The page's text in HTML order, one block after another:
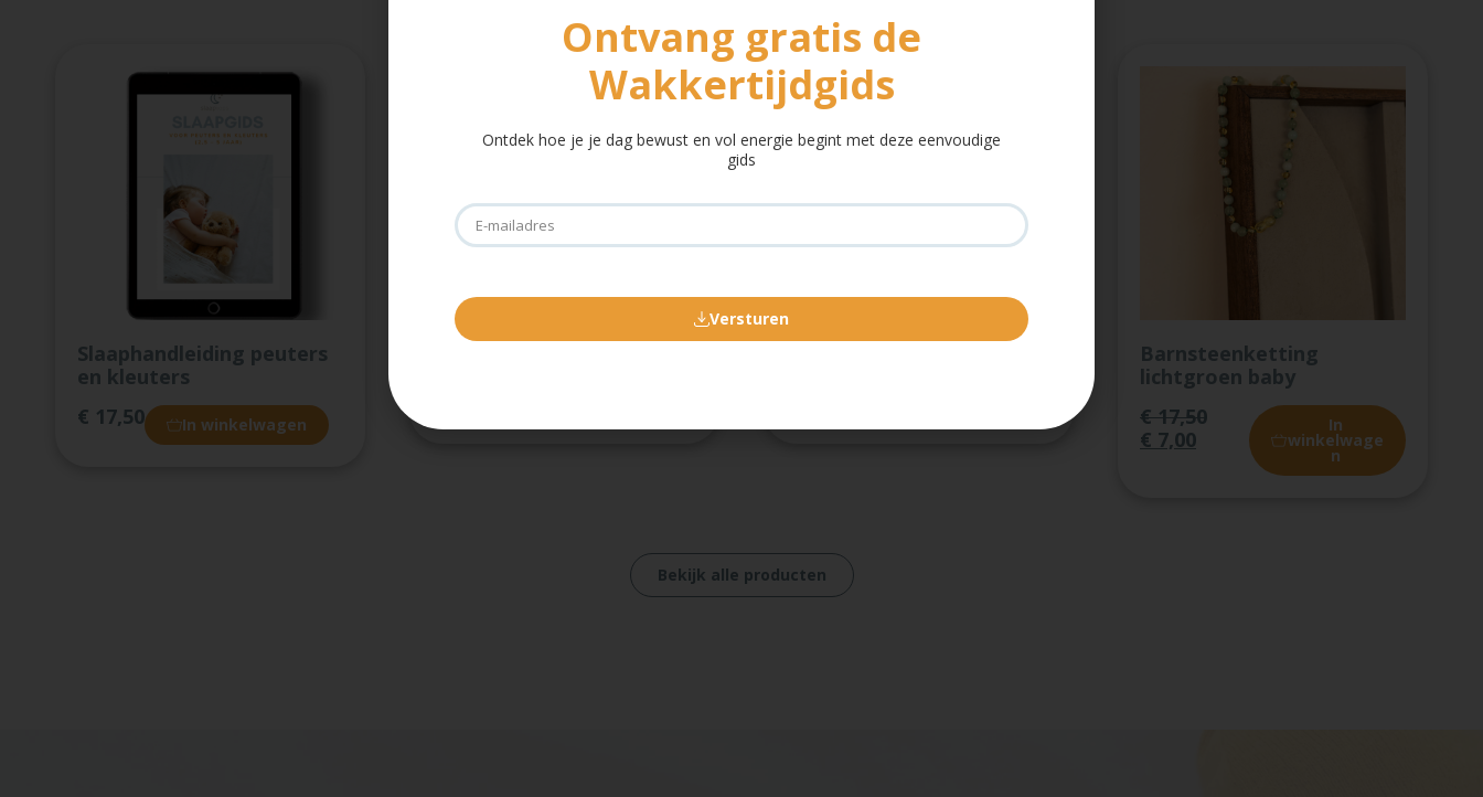
Slaaphandleiding peuters
en kleuters
€ 17,50 In winkelwagen
Barnsteenketting
lichtgroen baby
€17,50
€ 7,00
In
winkelwage
n
Bekijk alle producten
Ontvang gratis de
Wakkertijdgids
Ontdek hoe je je dag bewust en vol energie begint met deze eenvoudige
gids
Versturen